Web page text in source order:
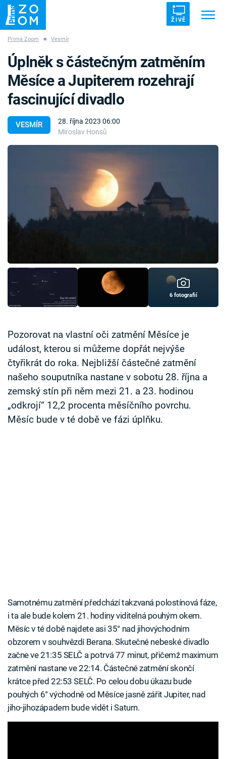
ŽIVĚ
ZÁHADY VETŘELCI DÁVNOVĚKU
Témata
TV Program
Sledujte prima+
Přihlášení
Sledujte nás
Prima Zoom ■ Vesmír
VESMÍR
28. října 2023 06:00
Miroslav Honsů
Úplněk s částečným zatměním
Měsíce a Jupiterem rozehrají
fascinující divadlo
6 fotografií
Pozorovat na vlastní oči zatmění Měsíce je
událost, kterou si můžeme dopřát nejvýše
čtyřikrát do roka. Nejbližší částečné zatmění
našeho souputníka nastane v sobotu 28. října a
zemský stín při něm mezi 21. a 23. hodinou
„odkrojí“ 12,2 procenta měsíčního povrchu.
Měsíc bude v té době ve fázi úplňku.
Samotnému zatmění předchází takzvaná polostínová fáze,
i ta ale bude kolem 21. hodiny viditelná pouhým okem.
Měsíc v té době najdete asi 35° nad jihovýchodním
obzorem v souhvězdí Berana. Skutečné nebeské divadlo
začne ve 21:35 SELČ a potrvá 77 minut, přičemž maximum
zatmění nastane ve 22:14. Částečné zatmění skončí
krátce před 22:53 SELČ. Po celou dobu úkazu bude
pouhých 6° východně od Měsíce jasně zářit Jupiter, nad
jiho-jihozápadem bude vidět i Saturn.